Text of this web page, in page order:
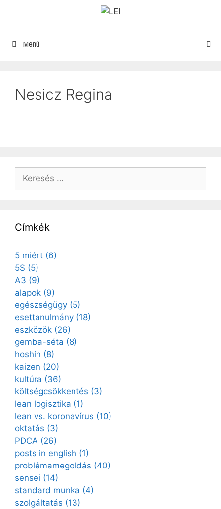
Menü
Nesicz Regina
Címkék
5 miért (6)
5S (5)
A3 (9)
alapok (9)
egészségügy (5)
esettanulmány (18)
eszközök (26)
gemba-séta (8)
hoshin (8)
kaizen (20)
kultúra (36)
költségcsökkentés (3)
lean logisztika (1)
lean vs. koronavírus (10)
oktatás (3)
PDCA (26)
posts in english (1)
problémamegoldás (40)
sensei (14)
standard munka (4)
szolgáltatás (13)